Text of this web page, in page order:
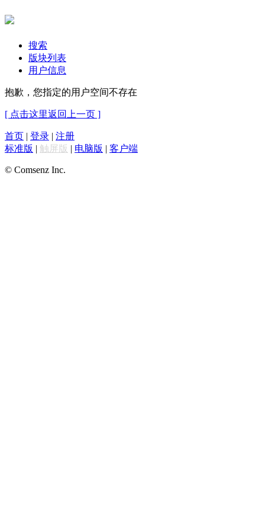
搜索
版块列表
用户信息
抱歉，您指定的用户空间不存在
[ 点击这里返回上一页 ]
首页 | 登录 | 注册
标准版 | 触屏版 | 电脑版 | 客户端
© Comsenz Inc.